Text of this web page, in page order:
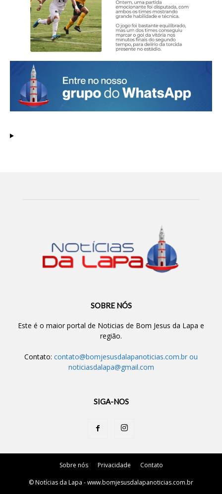
SOBRE NÓS
Este é o maior portal de Noticias de Bom Jesus da Lapa e
região.
Contato: contato@bomjesusdalapanoticias.com.br ou
noticiasdalapa@gmail.com
SIGA-NOS
Sobre nós Privacidade Contato
© Notícias da Lapa - www.bomjesusdalapanoticias.com.br